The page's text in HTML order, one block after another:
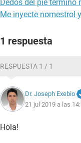
Dedos del pie termino
Me inyecte nomestrol
1 respuesta
RESPUESTA 1 / 1
Dr. Joseph Exebio
21 jul 2019 a las
Hola!